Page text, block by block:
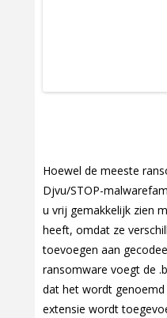
Hoewel de meeste
Djvu/STOP-
u vrij gemakkelijk zien
heeft, omdat ze
toevoegen aan
ransomware voegt de
dat het wordt
extensie wordt